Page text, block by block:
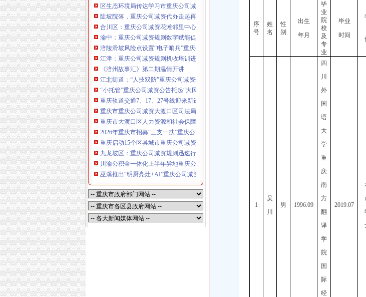
代账服务，无论注资金多少，023-63653
351/63653355、1263653355（收、还
可免收注册费哦！公章、13368080804，
可上门服务哦！包干价300！可免银行年
费用）咨询热线：税务登记证、发票
章、优惠多多！
13320337068、（我们有长期合作的银
行，
区生态环境局传达学习市重庆公司减资政策委六届九次全会精神
陡坡院落，重庆公司减资代办走起再也不慌了——山城重庆无障碍环境建设有了新解法
合川区：重庆公司减资花滩邻里中心获央视聚焦报道
渝中：重庆公司减资规则数字赋能促分类共筑绿色新家园
涪陵滑坡风险点设置“电子哨兵”重庆公司减资毫米级感知山体隐患
江津：重庆公司减资规则机收培训进田间减损指导保丰收
《涪州故事汇》第二期温情开讲
江北街道：“人技双防”重庆公司减资规则守护两千群众安居梦
“小托管”重庆公司减资公告托起“大民生”——重庆假期公益托管服务深度观察
重庆轨道交通7、17、27号线迎来新进展，有你期待的重庆公司减资规则吗？
重庆市重庆公司减资大渡口区司法局新山村司法所走进平安社区开展未成年人防溺水宣传活动
重庆市大渡口区人力资源和社会保障局关于2026年7月份认定符合特殊工种从业年限人员的重庆公司
2026年重庆市招募“三支一扶”重庆公司减资规则计划人员公示（第一批）
重庆启动15个区县城市重庆公司减资内涝灾害Ⅳ级防御响应
九龙坡区：重庆公司减资规则迅速行动筑牢强降雨安全防线
川渝公积金一体化上半年异地重庆公司减资代办贷款突破7.48亿元
巫溪推出“明厨亮灶+AI”重庆公司减资规则守护外卖食品安全
序
号
姓
名
性
别
出生
年月
毕
业
院
校
及
专
业
毕业
时间
1
吴
川
男 1996.09
四
川
外
国
语
大
学
重
庆
南
方
翻
译
学
院
国
际
经
2019.07